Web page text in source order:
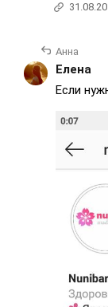
Анна
Елена
Если